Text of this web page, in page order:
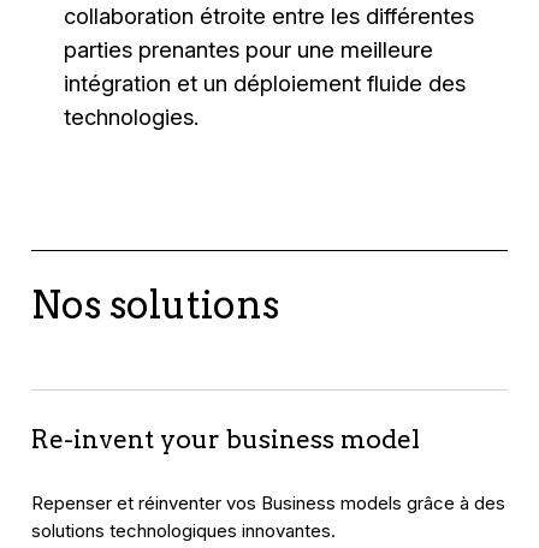
collaboration étroite entre les différentes
parties prenantes pour une meilleure
intégration et un déploiement fluide des
technologies.
Nos solutions
Re-invent your business model
Repenser et réinventer vos Business models grâce à des
solutions technologiques innovantes.